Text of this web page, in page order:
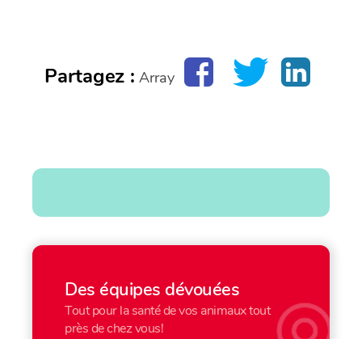
Partagez : Array
Des équipes dévouées
Tout pour la santé de vos animaux tout
près de chez vous!